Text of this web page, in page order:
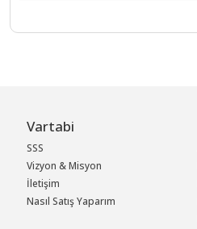
Vartabi
SSS
Vizyon & Misyon
İletişim
Nasıl Satış Yaparım